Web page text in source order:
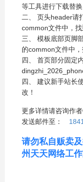
等工具进行下载替换
二、 页头header请
common文件中，
三、 模板底部页脚
的common文件中
四、 首页部分固定
四、 建议新手站长
改！
更多详情请咨询作
发送邮件至：
请勿私自贩卖
州天天网络工